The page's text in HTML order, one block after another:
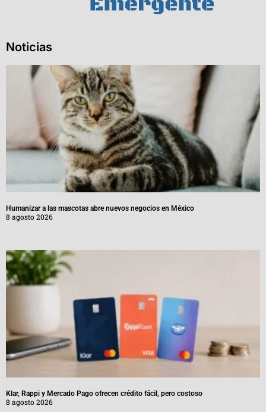
Noticias
Humanizar a las mascotas abre nuevos negocios en México
8 agosto 2026
Klar, Rappi y Mercado Pago ofrecen crédito fácil, pero costoso
8 agosto 2026